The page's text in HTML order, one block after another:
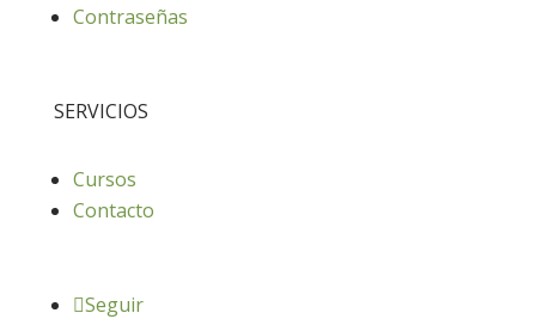
Contraseñas
SERVICIOS
Cursos
Contacto
Seguir